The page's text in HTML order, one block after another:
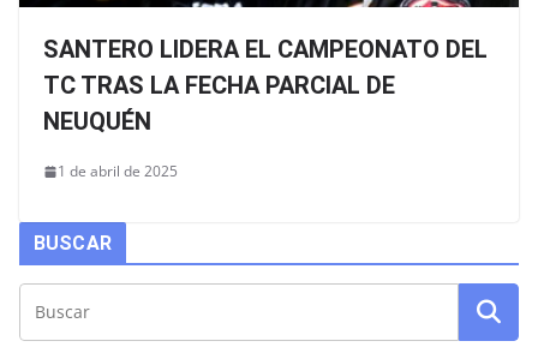
SANTERO LIDERA EL CAMPEONATO DEL
TC TRAS LA FECHA PARCIAL DE
NEUQUÉN
1 de abril de 2025
BUSCAR